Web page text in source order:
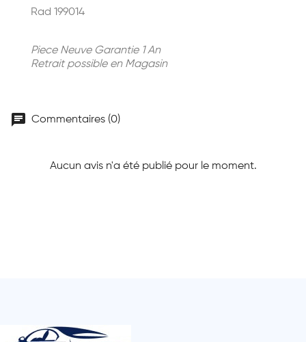
Rad 199014
Piece Neuve Garantie 1 An
Retrait possible en Magasin
chat Commentaires (0)
Aucun avis n'a été publié pour le moment.